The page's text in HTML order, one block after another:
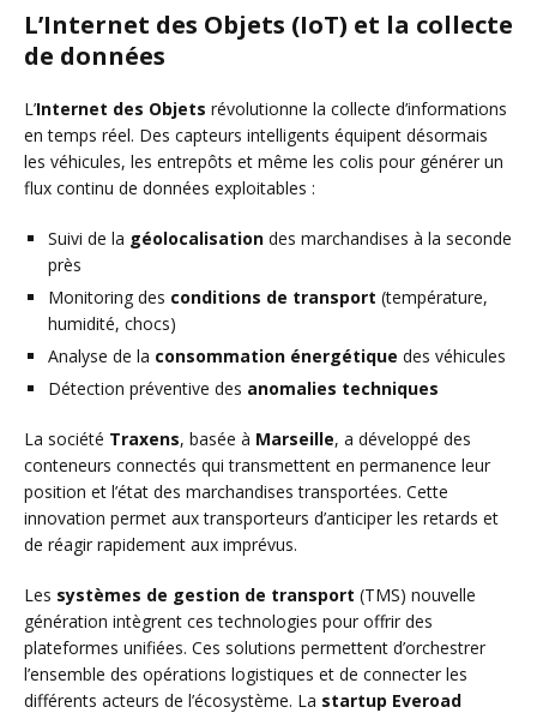
L’Internet des Objets (IoT) et la collecte
de données
L’Internet des Objets révolutionne la collecte d’informations
en temps réel. Des capteurs intelligents équipent désormais
les véhicules, les entrepôts et même les colis pour générer un
flux continu de données exploitables :
Suivi de la géolocalisation des marchandises à la seconde
près
Monitoring des conditions de transport (température,
humidité, chocs)
Analyse de la consommation énergétique des véhicules
Détection préventive des anomalies techniques
La société Traxens, basée à Marseille, a développé des
conteneurs connectés qui transmettent en permanence leur
position et l’état des marchandises transportées. Cette
innovation permet aux transporteurs d’anticiper les retards et
de réagir rapidement aux imprévus.
Les systèmes de gestion de transport (TMS) nouvelle
génération intègrent ces technologies pour offrir des
plateformes unifiées. Ces solutions permettent d’orchestrer
l’ensemble des opérations logistiques et de connecter les
différents acteurs de l’écosystème. La startup Everoad